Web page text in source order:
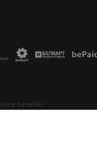
beseller